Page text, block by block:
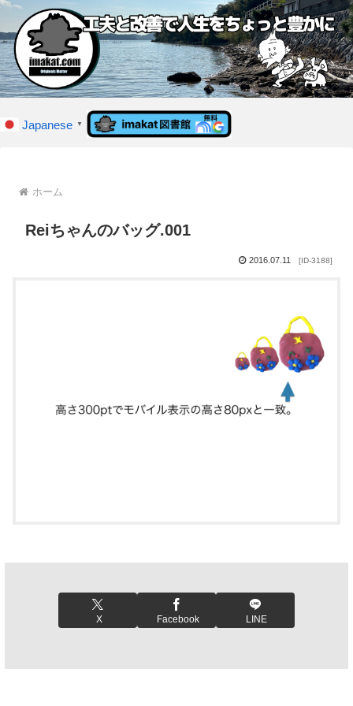
Japanese ▼
ホーム
Reiちゃんのバッグ.001
2016.07.11 [ID-3188]
X Facebook LINE